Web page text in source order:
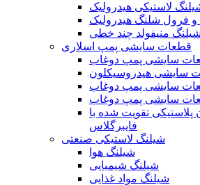
لاستیکی هیدرولیک
و فرول شلنگ هیدرولیک
شیلنگ منیفولد چند خطی
قطعات سایشی پمپ اسلاری
تقویت شده با
فایبرگلاس
شیلنگ لاستیکی صنعتی
شیلنگ هوا
شیلنگ شیمیایی
شیلنگ مواد غذایی